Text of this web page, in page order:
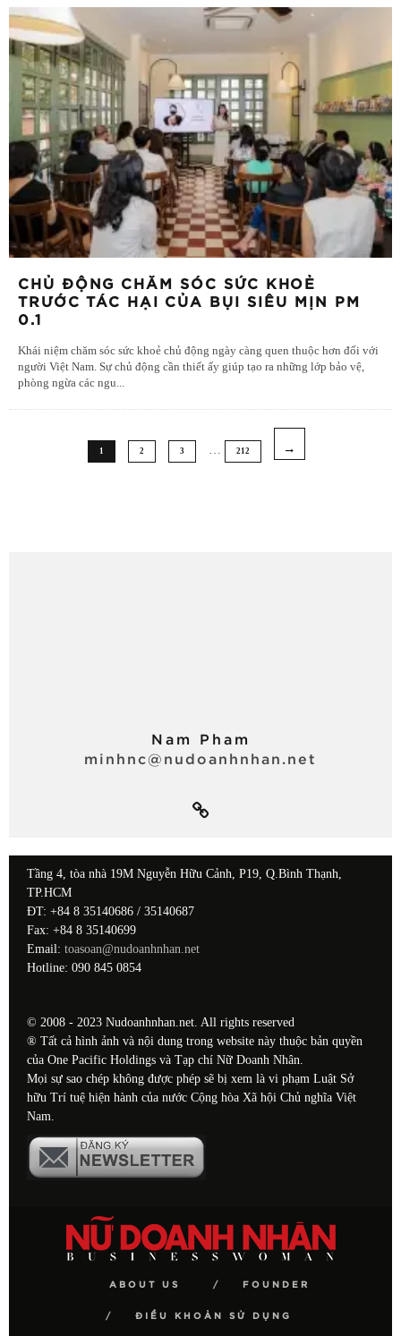
CHỦ ĐỘNG CHĂM SÓC SỨC KHOẺ
TRƯỚC TÁC HẠI CỦA BỤI SIÊU MỊN PM
0.1
Khái niệm chăm sóc sức khoẻ chủ động ngày càng quen thuộc hơn đối với
người Việt Nam. Sự chủ động cần thiết ấy giúp tạo ra những lớp bảo vệ,
phòng ngừa các ngu
1 2 3 212
Nam Pham
minhnc@nudoanhnhan.net
Tầng 4, tòa nhà 19M Nguyễn Hữu Cảnh, P19, Q.Bình Thạnh,
TP.HCM
ĐT: +84 8 35140686 / 35140687
Fax: +84 8 35140699
Email: toasoan@nudoanhnhan.net
Hotline: 090 845 0854
© 2008 - 2023 Nudoanhnhan.net. All rights reserved
® Tất cả hình ảnh và nội dung trong website này thuộc bản quyền
của One Pacific Holdings và Tạp chí Nữ Doanh Nhân.
Mọi sự sao chép không được phép sẽ bị xem là vi phạm Luật Sở
hữu Trí tuệ hiện hành của nước Cộng hòa Xã hội Chủ nghĩa Việt
Nam.
ABOUT US FOUNDER
ĐIỀU KHOẢN SỬ DỤNG